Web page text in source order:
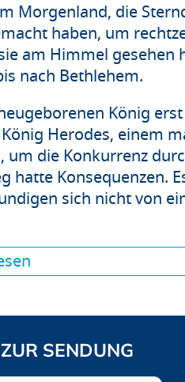
Morgenland, die
haben, um
am Himmel gesehen
nach Bethlehem.
König
Herodes, einem
um die Konkurrenz
hatte Konsequenzen.
sich nicht von